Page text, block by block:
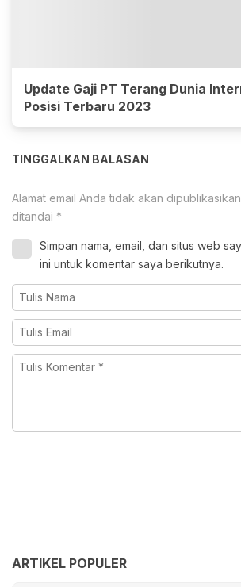
Update Gaji PT Terang Dunia
Posisi Terbaru 2023
TINGGALKAN BALASAN
Alamat email Anda tidak akan
ditandai *
Simpan nama, email, dan situs web
ini untuk komentar saya berikutnya.
ARTIKEL POPULER